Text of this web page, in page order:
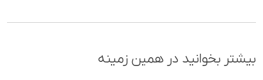
بیشتر بخوانید در همین زمینه